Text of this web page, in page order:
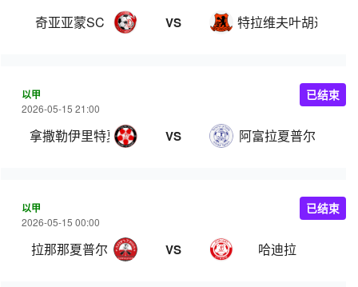
奇亚亚蒙SC VS 特拉维夫叶胡达
以甲
2026-05-15 21:00
拿撒勒伊里特夏普尔 VS 阿富拉夏普尔
已结束
以甲
2026-05-15 00:00
拉那那夏普尔 VS 哈迪拉
已结束